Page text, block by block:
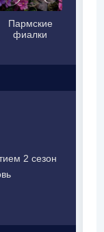
Пармские
фиалки
2 сезон